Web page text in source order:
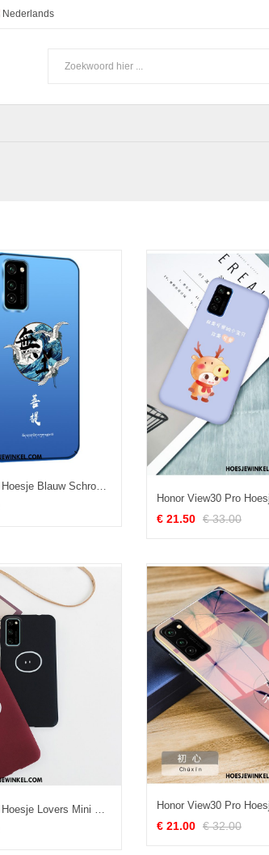
Nederlands
Honor View30 Pro Hoesje Blauw Schrobben Dun, Honor View30 Pro Hoesje Hard Magnetisch Nackte Farbe
€ 21.50 € 33.00
Honor View30 Pro Hoesje Lovers Mini Scheppend, Honor View30 Pro Hoesje Zuiver Persoonlijk
€ 21.00 € 32.00